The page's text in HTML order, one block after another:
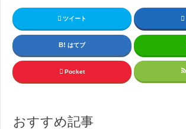
ツイート
はてブ
Pocket
おすすめ記事